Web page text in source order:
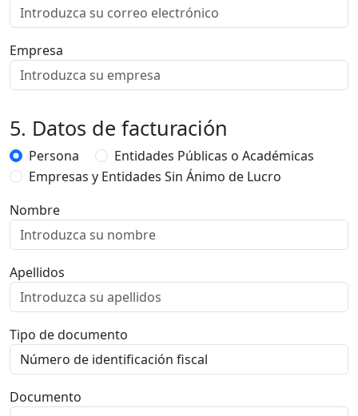
Empresa
5. Datos de facturación
Persona
Entidades Públicas o Académicas
Empresas y Entidades Sin Ánimo de Lucro
Nombre
Apellidos
Tipo de documento
Documento